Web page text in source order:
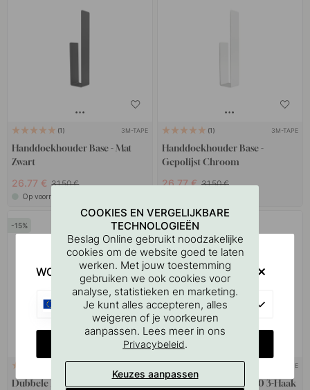
1 3M-TAPE
Handdoekhouder Base - Mat
Zwart
26.77 € 31.50 €
Op voorraad
1 3M-TAPE
Handdoekhouder Base -
Gepolijst Chroom
26.77 € 31.50 €
15
Dubbele Haak Calm - Gepolijst
15
3M-TAPE
Handdoekhaak Base 210 3-Haak
COOKIES EN VERGELIJKBARE
TECHNOLOGIEËN
Beslag Online gebruikt noodzakelijke
cookies om de website goed te laten
werken. Met jouw toestemming
gebruiken we ook cookies voor
analyse, statistieken en marketing.
Je kunt alles accepteren, alles
weigeren of je voorkeuren
aanpassen. Lees meer in ons
Privacybeleid.
Keuzes aanpassen
WOULD YOU RATHER VISIT?
CHANGE COUNTRY